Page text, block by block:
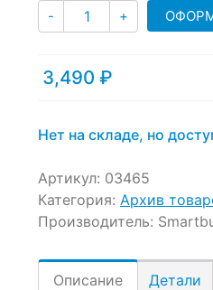
- Количество
+
3,490 ₽
Нет на складе, но
Артикул: 03465
Категория: Архив
Производитель:
Описание Детали